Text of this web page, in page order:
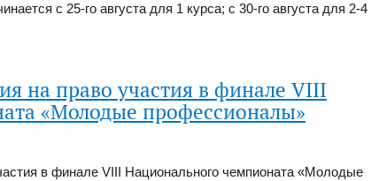
с 25-го августа для 1 курса; с 30-го августа для 2-4
на право участия в финале VIII
«Молодые профессионалы»
в финале VIII Национального чемпионата «Молодые